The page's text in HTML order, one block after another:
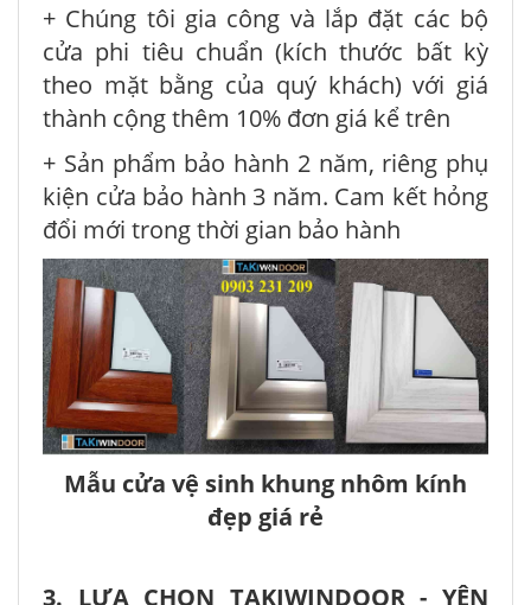
+ Chúng tôi gia công và lắp đặt các bộ
cửa phi tiêu chuẩn (kích thước bất kỳ
theo mặt bằng của quý khách) với giá
thành cộng thêm 10% đơn giá kể trên
+ Sản phẩm bảo hành 2 năm, riêng phụ
kiện cửa bảo hành 3 năm. Cam kết hỏng
đổi mới trong thời gian bảo hành
Mẫu cửa vệ sinh khung nhôm kính
đẹp giá rẻ
3. LỰA CHỌN TAKIWINDOOR - YÊN